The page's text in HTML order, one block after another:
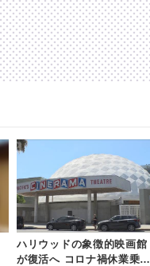
ハリウッドの象徴的映画館
が復活へ コロナ禍休業乗り